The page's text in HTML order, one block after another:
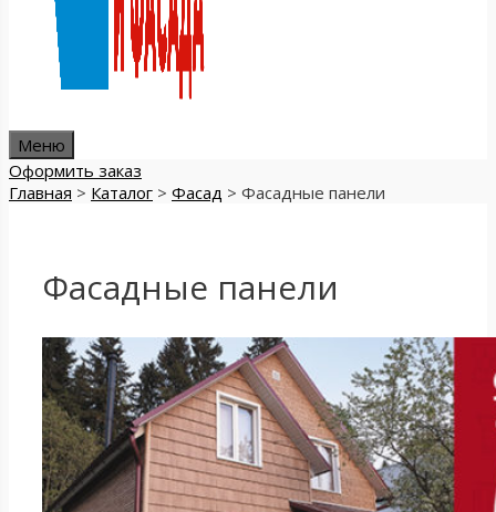
Меню
Оформить заказ
Главная > Каталог > Фасад > Фасадные панели
Фасадные панели